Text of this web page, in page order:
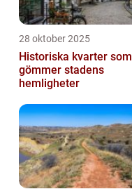
28 oktober 2025
Historiska kvarter som
gömmer stadens
hemligheter